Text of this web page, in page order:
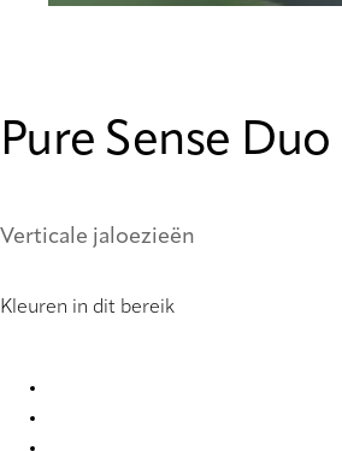
Pure Sense Duo
Verticale jaloezieën
Kleuren in dit bereik